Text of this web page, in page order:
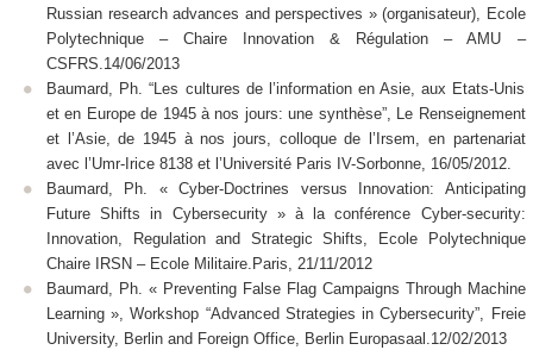
Russian research advances and perspectives » (organisateur), Ecole
Polytechnique – Chaire Innovation & Régulation – AMU –
CSFRS.14/06/2013
Baumard, Ph. “Les cultures de l’information en Asie, aux Etats-Unis
et en Europe de 1945 à nos jours: une synthèse”, Le Renseignement
et l’Asie, de 1945 à nos jours, colloque de l’Irsem, en partenariat
avec l’Umr-Irice 8138 et l’Université Paris IV-Sorbonne, 16/05/2012.
Baumard, Ph. « Cyber-Doctrines versus Innovation: Anticipating
Future Shifts in Cybersecurity » à la conférence Cyber-security:
Innovation, Regulation and Strategic Shifts, Ecole Polytechnique
Chaire IRSN – Ecole Militaire.Paris, 21/11/2012
Baumard, Ph. « Preventing False Flag Campaigns Through Machine
Learning », Workshop “Advanced Strategies in Cybersecurity”, Freie
University, Berlin and Foreign Office, Berlin Europasaal.12/02/2013